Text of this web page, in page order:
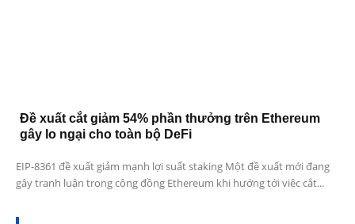
Đề xuất cắt giảm 54% phần thưởng trên Ethereum
gây lo ngại cho toàn bộ DeFi
EIP-8361 đề xuất giảm mạnh lợi suất staking Một đề xuất mới đang
gây tranh luận trong cộng đồng Ethereum khi hướng tới việc cắt...